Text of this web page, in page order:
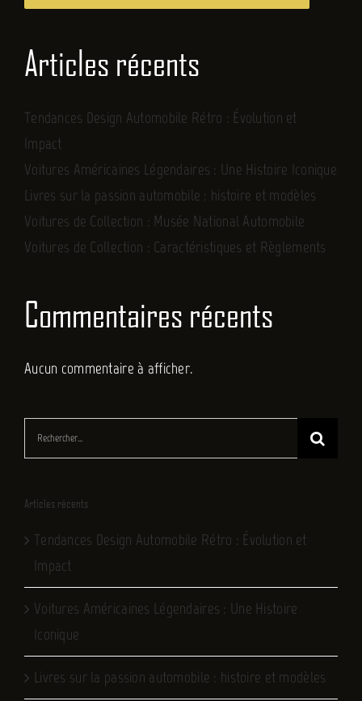
Articles récents
Tendances Design Automobile Rétro : Évolution et
Impact
Voitures Américaines Légendaires : Une Histoire Iconique
Livres sur la passion automobile : histoire et modèles
Voitures de Collection : Musée National Automobile
Voitures de Collection : Caractéristiques et Règlements
Commentaires récents
Aucun commentaire à afficher.
Rechercher:
Articles récents
Tendances Design Automobile Rétro : Évolution et
Impact
Voitures Américaines Légendaires : Une Histoire
Iconique
Livres sur la passion automobile : histoire et modèles